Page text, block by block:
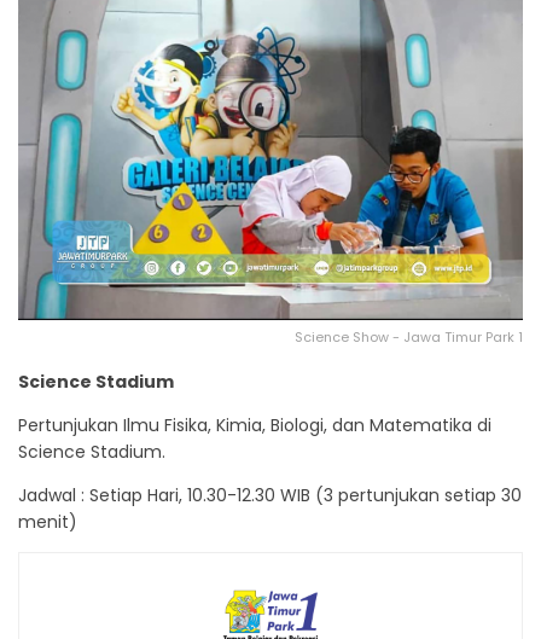
Science Show - Jawa Timur Park 1
Science Stadium
Pertunjukan Ilmu Fisika, Kimia, Biologi, dan Matematika di
Science Stadium.
Jadwal : Setiap Hari, 10.30-12.30 WIB (3 pertunjukan setiap 30
menit)